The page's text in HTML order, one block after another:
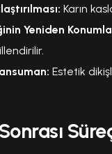
Karın
Yeniden
Estetik